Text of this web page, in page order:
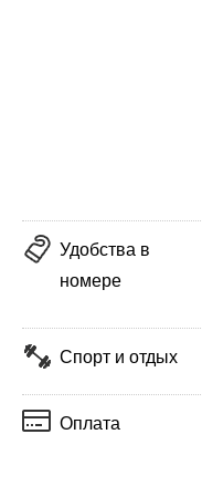
Удобства в
номере
Спорт и отдых
Оплата